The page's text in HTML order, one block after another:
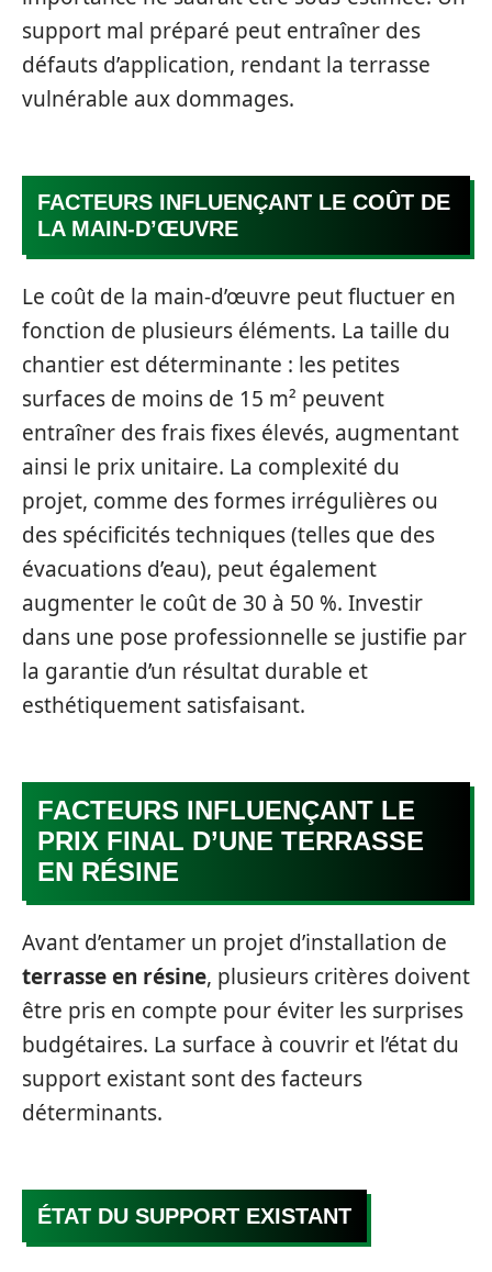
support mal préparé peut entraîner des
défauts d’application, rendant la terrasse
vulnérable aux dommages.
FACTEURS INFLUENÇANT LE COÛT DE
LA MAIN-D’ŒUVRE
Le coût de la main-d’œuvre peut fluctuer en
fonction de plusieurs éléments. La taille du
chantier est déterminante : les petites
surfaces de moins de 15 m² peuvent
entraîner des frais fixes élevés, augmentant
ainsi le prix unitaire. La complexité du
projet, comme des formes irrégulières ou
des spécificités techniques (telles que des
évacuations d’eau), peut également
augmenter le coût de 30 à 50 %. Investir
dans une pose professionnelle se justifie par
la garantie d’un résultat durable et
esthétiquement satisfaisant.
FACTEURS INFLUENÇANT LE
PRIX FINAL D’UNE TERRASSE
EN RÉSINE
Avant d’entamer un projet d’installation de
terrasse en résine, plusieurs critères doivent
être pris en compte pour éviter les surprises
budgétaires. La surface à couvrir et l’état du
support existant sont des facteurs
déterminants.
ÉTAT DU SUPPORT EXISTANT